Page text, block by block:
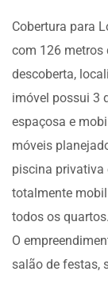
Cobertura para
com 126 metros
descoberta,
imóvel possui 3
espaçosa e
móveis
piscina privativa
totalmente
todos os
O
salão de festas,